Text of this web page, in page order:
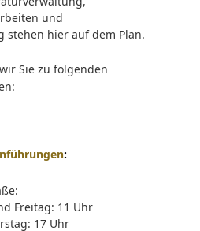
und
stehen hier auf dem Plan.
Sie zu folgenden
:
Freitag: 11 Uhr
17 Uhr